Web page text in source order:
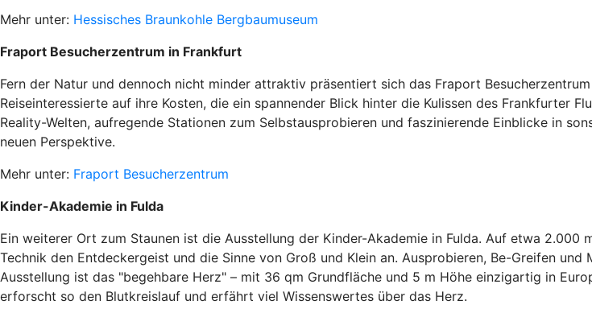
Mehr unter: Hessisches Braunkohle Bergbaumuseum
Fraport Besucherzentrum in Frankfurt
Fern der Natur und dennoch nicht minder attraktiv präsentiert sich das Fraport
Reiseinteressierte auf ihre Kosten, die ein spannender Blick hinter die Kulissen des Frankfurter
Reality-Welten, aufregende Stationen zum Selbstausprobieren und faszinierende Einblicke in
neuen Perspektive.
Mehr unter: Fraport Besucherzentrum
Kinder-Akademie in Fulda
Ein weiterer Ort zum Staunen ist die Ausstellung der Kinder-Akademie in Fulda. Auf etwa 2.000
Technik den Entdeckergeist und die Sinne von Groß und Klein an. Ausprobieren, Be-Greifen
Ausstellung ist das "begehbare Herz" – mit 36 qm Grundfläche und 5 m Höhe einzigartig in
erforscht so den Blutkreislauf und erfährt viel Wissenswertes über das Herz.